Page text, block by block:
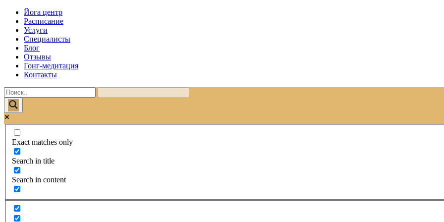
Йога центр
Расписание
Услуги
Специалисты
Блог
Отзывы
Гонг-медитация
Контакты
Exact matches only
Search in title
Search in content